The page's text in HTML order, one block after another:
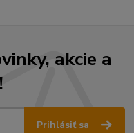
akcie a
Prihlásiť sa